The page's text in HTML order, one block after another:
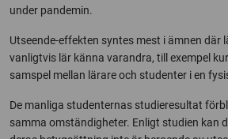
under pandemin.
Utseende-effekten syntes mest i ämnen där
vanligtvis lär känna varandra, till exempel
samspel mellan lärare och studenter i en
De manliga studenternas studieresultat
samma omständigheter. Enligt studien kan